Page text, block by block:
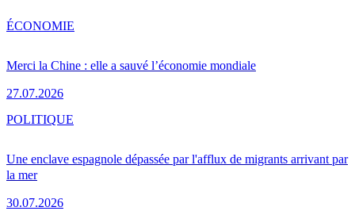
Merci la Chine : elle a sauvé l’économie mondiale
27.07.2026
ÉCONOMIE
Une enclave espagnole dépassée par l'afflux de migrants arrivant par
la mer
30.07.2026
POLITIQUE